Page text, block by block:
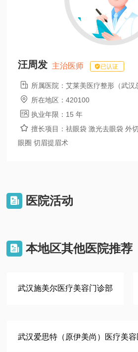
汪周发 主治医师 已认证
 所属医院：艾莱美医疗整形（武汉
 所在地区：420100
 执业年限： 15 年
 擅长项目：祛眼袋 激光去眼袋 外
眼圈 切眉提眉术
 医院活动
 本地区其他医院推荐
武汉施美尔医疗美容门诊部
武汉爱思特（原伊美尚）医疗美容